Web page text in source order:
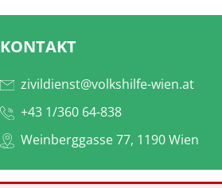
KONTAKT
zivildienst@volkshilfe-wien.at
+43 1/360 64-838
Weinberggasse 77, 1190 Wien